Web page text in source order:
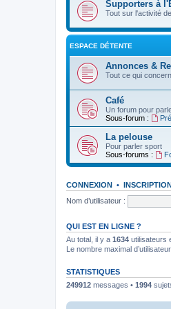
Supporters à
Tout sur l'activité
ESPACE DÉTENTE
Annonces &
Tout ce qui
Café
Un forum pour
Sous-forum :
La pelouse
Pour parler sport
Sous-forums :
CONNEXION •
Nom d’utilisateur :
QUI EST EN LIGNE ?
Au total, il y a 1634 utilisateurs
Le nombre maximal
STATISTIQUES
249912 messages • 1994